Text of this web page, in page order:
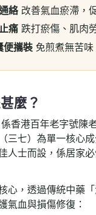
絡改善氣血瘀滯，
痛跌打瘀傷、肌肉
攜裝免煎煮無苦味
麼？
香港百年老字號陳
三七）為單一核心
人士而設，係居家
心，透過傳統中藥
氣血與損傷修復：